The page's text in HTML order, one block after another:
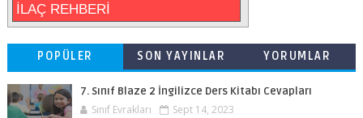
İLAÇ REHBERİ
POPÜLER SON YAYINLAR YORUMLAR
7. Sınıf Blaze 2 İngilizce Ders Kitabı Cevapları
Sınıf Evrakları Sept 14, 2023